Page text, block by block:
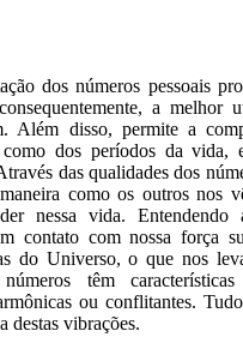
dos números pessoais
a melhor
Além disso, permite a
dos períodos da vida,
das qualidades dos
como os outros nos
nessa vida. Entendendo
contato com nossa força
do Universo, o que nos
têm
ou conflitantes.
destas vibrações.